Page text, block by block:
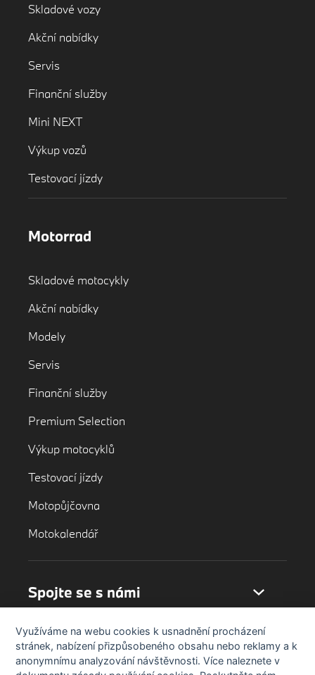
Skladové vozy
Akční nabídky
Servis
Finanční služby
Mini NEXT
Výkup vozů
Testovací jízdy
Motorrad
Skladové motocykly
Akční nabídky
Modely
Servis
Finanční služby
Premium Selection
Výkup motocyklů
Testovací jízdy
Motopůjčovna
Motokalendář
Spojte se s námi
Využíváme na webu cookies k usnadnění procházení
stránek, nabízení přizpůsobeného obsahu nebo reklamy a k
anonymnímu analyzování návštěvnosti. Více naleznete v